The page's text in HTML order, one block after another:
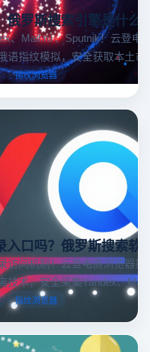
俄罗斯搜索引擎是什么
、Mail.ru 、Sputnik！云登电
语指纹模拟，安全获取本土市
指纹浏览器
入口吗？俄罗斯搜索软
访问机制！云登电商浏览器
技术，安全采集Yandex、
指纹浏览器